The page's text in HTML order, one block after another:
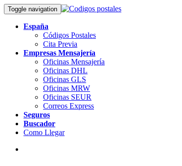
Toggle navigation
España
Códigos Postales
Cita Previa
Empresas Mensajería
Oficinas Mensajería
Oficinas DHL
Oficinas GLS
Oficinas MRW
Oficinas SEUR
Correos Express
Seguros
Buscador
Como Llegar